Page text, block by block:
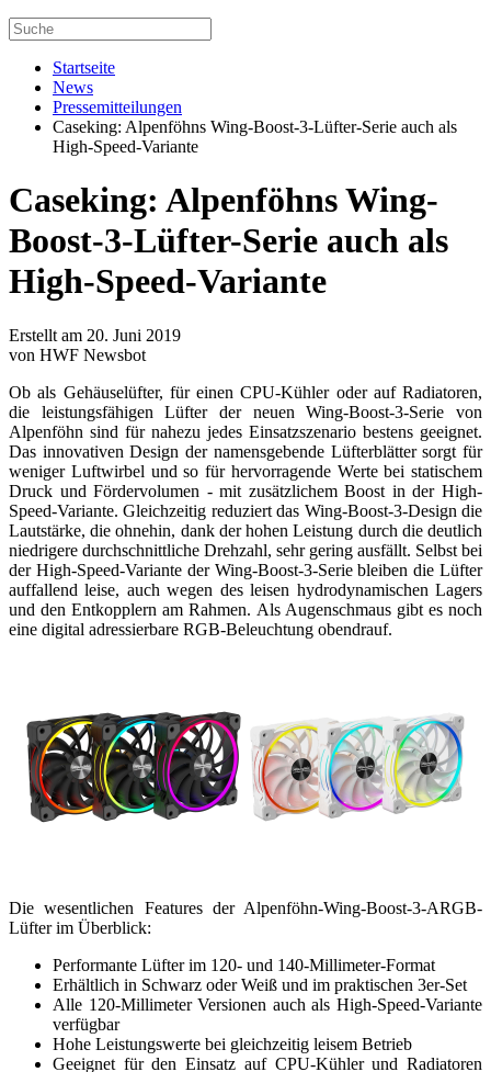
Startseite
News
Pressemitteilungen
Caseking: Alpenföhns Wing-Boost-3-Lüfter-Serie auch als
High-Speed-Variante
Caseking: Alpenföhns Wing-
Boost-3-Lüfter-Serie auch als
High-Speed-Variante
Erstellt am 20. Juni 2019
von HWF Newsbot
Ob als Gehäuselüfter, für einen CPU-Kühler oder auf Radiatoren,
die leistungsfähigen Lüfter der neuen Wing-Boost-3-Serie von
Alpenföhn sind für nahezu jedes Einsatzszenario bestens geeignet.
Das innovativen Design der namensgebende Lüfterblätter sorgt für
weniger Luftwirbel und so für hervorragende Werte bei statischem
Druck und Fördervolumen - mit zusätzlichem Boost in der High-
Speed-Variante. Gleichzeitig reduziert das Wing-Boost-3-Design die
Lautstärke, die ohnehin, dank der hohen Leistung durch die deutlich
niedrigere durchschnittliche Drehzahl, sehr gering ausfällt. Selbst bei
der High-Speed-Variante der Wing-Boost-3-Serie bleiben die Lüfter
auffallend leise, auch wegen des leisen hydrodynamischen Lagers
und den Entkopplern am Rahmen. Als Augenschmaus gibt es noch
eine digital adressierbare RGB-Beleuchtung obendrauf.
Die wesentlichen Features der Alpenföhn-Wing-Boost-3-ARGB-
Lüfter im Überblick:
Performante Lüfter im 120- und 140-Millimeter-Format
Erhältlich in Schwarz oder Weiß und im praktischen 3er-Set
Alle 120-Millimeter Versionen auch als High-Speed-Variante
verfügbar
Hohe Leistungswerte bei gleichzeitig leisem Betrieb
Geeignet für den Einsatz auf CPU-Kühler und Radiatoren